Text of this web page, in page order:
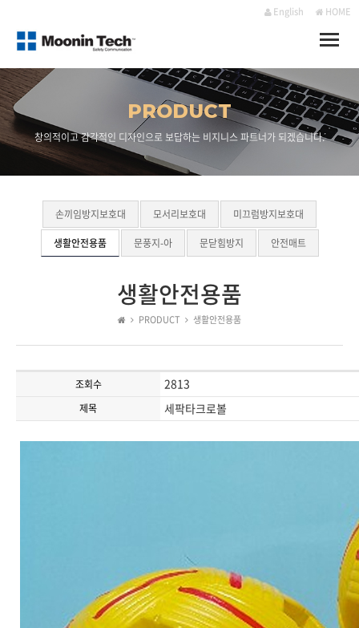
English HOME
Toggle
PRODUCT
창의적이고 감각적인 디자인으로 보답하는 비지니스 파트너가 되겠습니다.
손끼임방지보호대 모서리보호대
미끄럼방지보호대
생활안전용품
문풍지-아 문닫힘방지 안전매트
생활안전용품
PRODUCT 생활안전용품
조회수 2813
제목 세팍타크로볼